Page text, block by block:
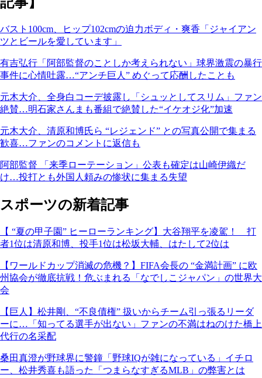
バスト100cm、ヒップ102cmの迫力ボディ・爽香「ジャイアン
ツとビールを愛しています」
有吉弘行「阿部監督のことしか考えられない」球界激震の暴行
事件に心情吐露…“アンチ巨人” めぐって応酬したことも
元木大介、全身白コーデ披露し「シュッとしてスリム」ファン
絶賛…明石家さんまも番組で絶賛した“イケオジ化”加速
元木大介、清原和博氏ら “レジェンド” との写真公開で集まる
歓喜…ファンのコメントに返信も
阿部監督 「来季ローテーション」公表も確定は山崎伊織だ
け…投打とも外国人頼みの惨状に集まる失望
スポーツの新着記事
【 “夏の甲子園” ヒーローランキング】大谷翔平を凌駕！ 打
者1位は清原和博、投手1位は松坂大輔、はたして2位は
【ワールドカップ消滅の危機？】FIFA会長の “金満計画” に欧
州協会が徹底抗戦！危ぶまれる「なでしこジャパン」の世界大
会
【巨人】松井剛、“不良債権” 扱いからチーム引っ張るリーダ
ーに…「知ってる選手が出ない」ファンの不満はねのけた橋上
代行の名采配
桑田真澄が野球界に警鐘「野球IQが雑になっている」イチロ
ー、松井秀喜も語った「つまらなすぎるMLB」の弊害とは